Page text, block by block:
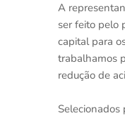
A
ser feito pelo
capital para
trabalhamos
redução de